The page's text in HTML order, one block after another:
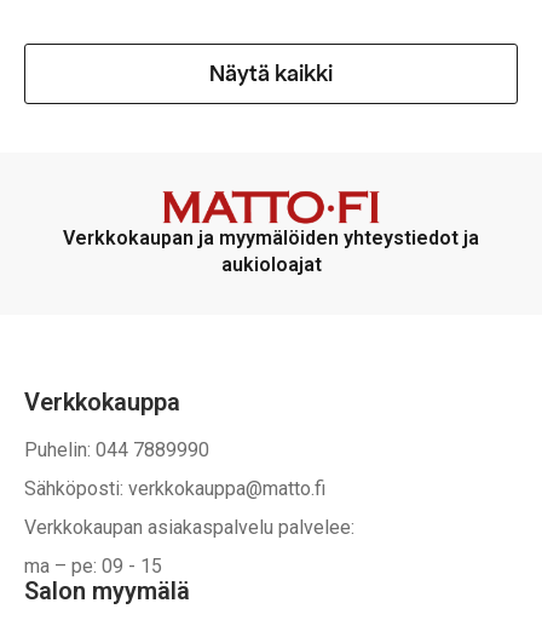
Näytä kaikki
Verkkokaupan ja myymälöiden yhteystiedot ja
aukioloajat
Verkkokauppa
Puhelin: 044 7889990
Sähköposti: verkkokauppa@matto.fi
Verkkokaupan asiakaspalvelu palvelee:
ma – pe: 09 - 15
Salon myymälä